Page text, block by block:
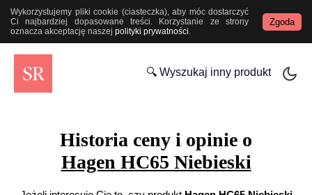
Wykorzystujemy pliki cookie (ciasteczka), aby móc dostarczyć
Ci najbardziej dopasowane treści. Korzystanie ze strony
oznacza akceptację naszej polityki prywatności.
Zgoda
🔍 Wyszukaj inny produkt
Historia ceny i opinie o
Hagen HC65 Niebieski